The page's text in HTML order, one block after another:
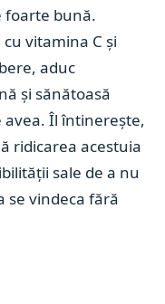
foarte bună.
vitamina C și
aduc
și sănătoasă
avea. Îl întinerește,
ridicarea acestuia
sale de a nu
se vindeca fără